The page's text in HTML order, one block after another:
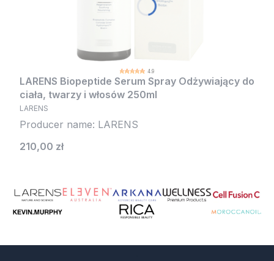
4.9
LARENS Biopeptide Serum Spray Odżywiający do
ciała, twarzy i włosów 250ml
LARENS
Producer name: LARENS
Cena
210,00 zł